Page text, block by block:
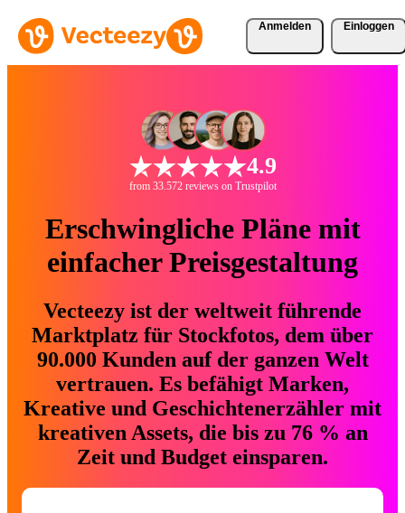
Anmelden Einloggen
4.9
from 33.572 reviews on Trustpilot
Erschwingliche Pläne mit
einfacher Preisgestaltung
Vecteezy ist der weltweit führende
Marktplatz für Stockfotos, dem über
90.000 Kunden auf der ganzen Welt
vertrauen. Es befähigt Marken,
Kreative und Geschichtenerzähler mit
kreativen Assets, die bis zu 76 % an
Zeit und Budget einsparen.